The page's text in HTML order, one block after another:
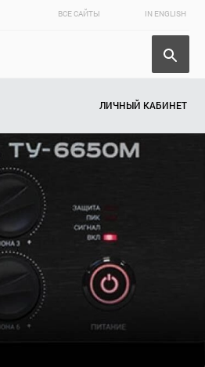
ВСЕ САЙТЫ IN ENGLISH
ЛИЧНЫЙ КАБИНЕТ